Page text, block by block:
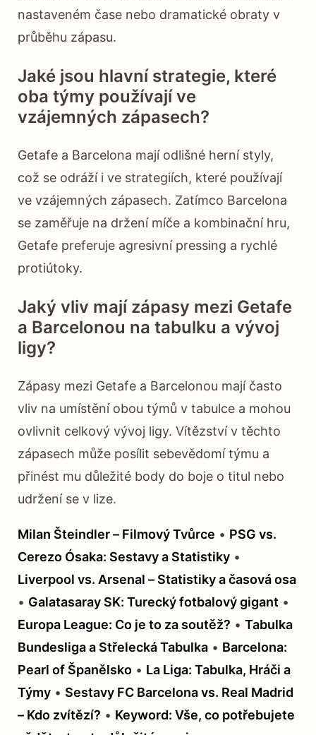
nastaveném čase nebo dramatické obraty v
průběhu zápasu.
Jaké jsou hlavní strategie, které
oba týmy používají ve
vzájemných zápasech?
Getafe a Barcelona mají odlišné herní styly,
což se odráží i ve strategiích, které používají
ve vzájemných zápasech. Zatímco Barcelona
se zaměřuje na držení míče a kombinační hru,
Getafe preferuje agresivní pressing a rychlé
protiútoky.
Jaký vliv mají zápasy mezi Getafe
a Barcelonou na tabulku a vývoj
ligy?
Zápasy mezi Getafe a Barcelonou mají často
vliv na umístění obou týmů v tabulce a mohou
ovlivnit celkový vývoj ligy. Vítězství v těchto
zápasech může posílit sebevědomí týmu a
přinést mu důležité body do boje o titul nebo
udržení se v lize.
Milan Šteindler – Filmový Tvůrce • PSG vs.
Cerezo Ósaka: Sestavy a Statistiky •
Liverpool vs. Arsenal – Statistiky a časová osa
• Galatasaray SK: Turecký fotbalový gigant •
Europa League: Co je to za soutěž? • Tabulka
Bundesliga a Střelecká Tabulka • Barcelona:
Pearl of Španělsko • La Liga: Tabulka, Hráči a
Týmy • Sestavy FC Barcelona vs. Real Madrid
– Kdo zvítězí? • Keyword: Vše, co potřebujete